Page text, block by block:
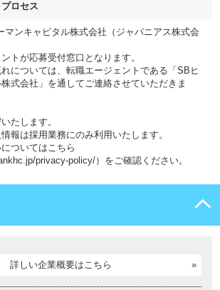
ロセス
マンキャピタル株式会社（ジャパニアス株式会
トが応募受付窓口となります。
については、転職エージェントである「SBヒ
式会社」を通してご連絡させていただきま
たします。
報は採用業務にのみ利用いたします。
ついてはこちら
privacy-policy/）をご確認ください。
詳しい企業概要はこちら